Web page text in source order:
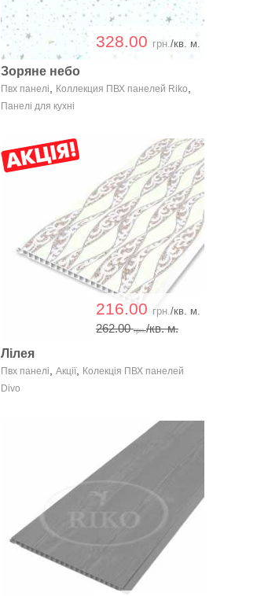
328.00 грн./кв. м.
Зоряне небо
Пвх панелі Коллекция ПВХ панелей Riko
Панелі для кухні
216.00 грн./кв. м.
262.00грн./кв. м.
Лілея
Пвх панелі Акції,
Колекція ПВХ панелей
Divo